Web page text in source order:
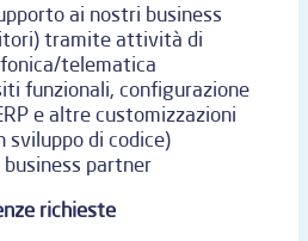
ai nostri business
tramite attività di
telematica
funzionali, configurazione
e altre customizzazioni
sviluppo di codice)
business partner
richieste